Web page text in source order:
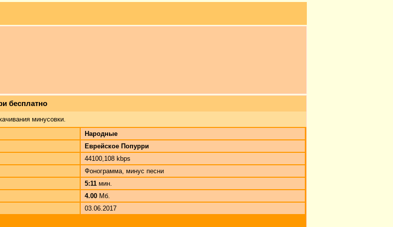
бесплатно
минусовки.
Народные
Еврейское Попурри
44100,108 kbps
Фонограмма, минус песни
5:11 мин.
4.00 Мб.
03.06.2017